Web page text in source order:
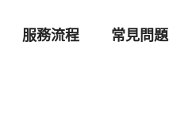
服務流程 常見問題